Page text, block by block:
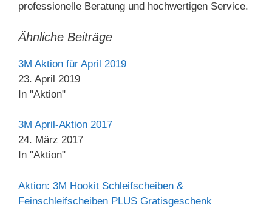
professionelle Beratung und hochwertigen Service.
Ähnliche Beiträge
3M Aktion für April 2019
23. April 2019
In "Aktion"
3M April-Aktion 2017
24. März 2017
In "Aktion"
Aktion: 3M Hookit Schleifscheiben &
Feinschleifscheiben PLUS Gratisgeschenk